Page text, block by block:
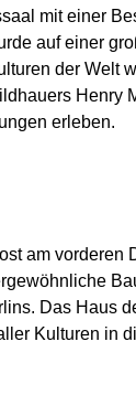
mit einer
auf einer
der Welt
Henry
erleben.
am
Das Haus
Kulturen in